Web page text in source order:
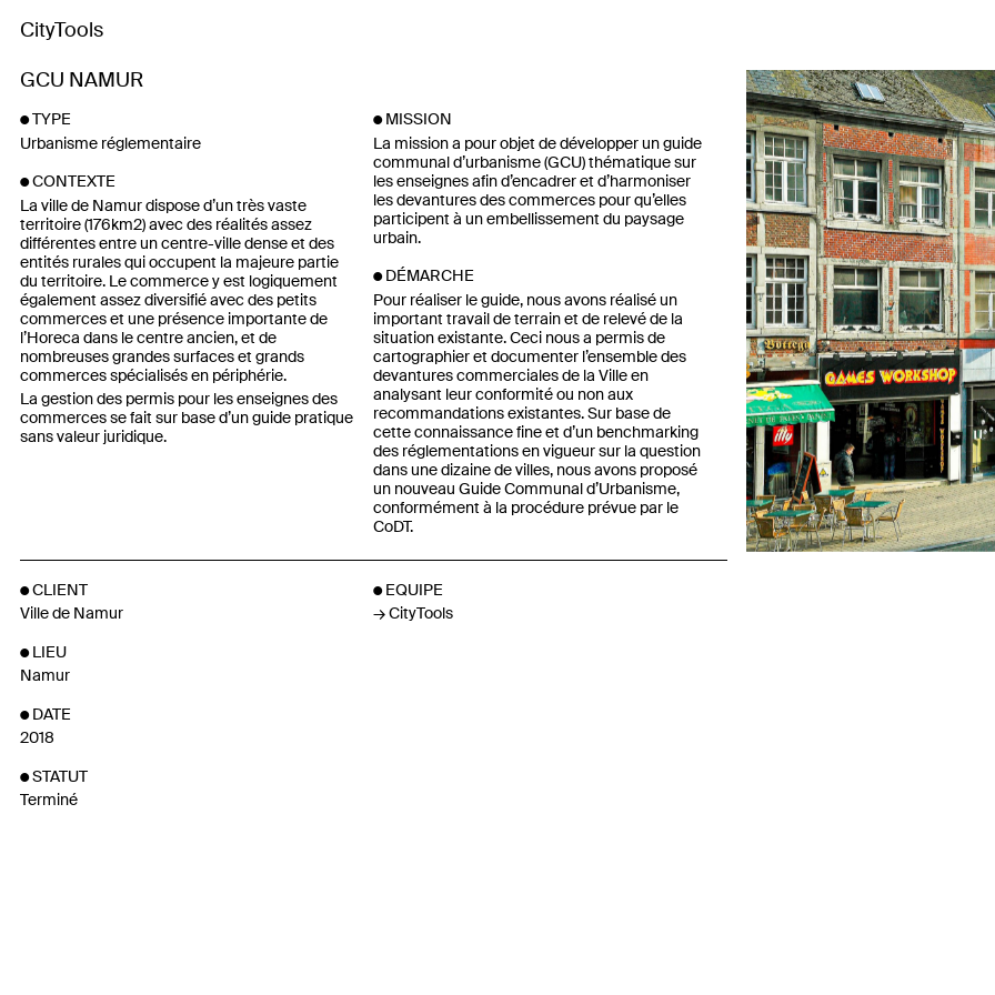
CityTools
GCU NAMUR
TYPE
Urbanisme réglementaire
CONTEXTE
La ville de Namur dispose d’un très vaste
territoire (176km2) avec des réalités assez
différentes entre un centre-ville dense et des
entités rurales qui occupent la majeure partie
du territoire. Le commerce y est logiquement
également assez diversifié avec des petits
commerces et une présence importante de
l’Horeca dans le centre ancien, et de
nombreuses grandes surfaces et grands
commerces spécialisés en périphérie.
La gestion des permis pour les enseignes des
commerces se fait sur base d’un guide pratique
sans valeur juridique.
MISSION
La mission a pour objet de développer un guide
communal d’urbanisme (GCU) thématique sur
les enseignes afin d’encadrer et d’harmoniser
les devantures des commerces pour qu’elles
participent à un embellissement du paysage
urbain.
DÉMARCHE
Pour réaliser le guide, nous avons réalisé un
important travail de terrain et de relevé de la
situation existante. Ceci nous a permis de
cartographier et documenter l’ensemble des
devantures commerciales de la Ville en
analysant leur conformité ou non aux
recommandations existantes. Sur base de
cette connaissance fine et d’un benchmarking
des réglementations en vigueur sur la question
dans une dizaine de villes, nous avons proposé
un nouveau Guide Communal d’Urbanisme,
conformément à la procédure prévue par le
CoDT.
CLIENT
Ville de Namur
LIEU
Namur
DATE
2018
STATUT
Terminé
EQUIPE
CityTools